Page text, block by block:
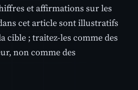
et affirmations sur les
cet article sont illustratifs
cible ; traitez-les comme des
non comme des